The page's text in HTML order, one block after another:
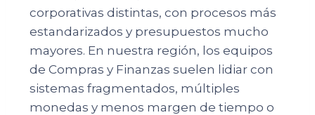
corporativas distintas, con procesos más
estandarizados y presupuestos mucho
mayores. En nuestra región, los equipos
de Compras y Finanzas suelen lidiar con
sistemas fragmentados, múltiples
monedas y menos margen de tiempo o